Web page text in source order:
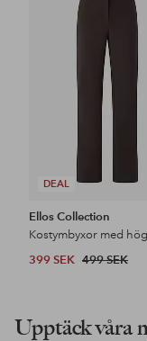
DEAL
Ellos Collection
Kostymbyxor med
399 SEK 499 SEK
Upptäck våra